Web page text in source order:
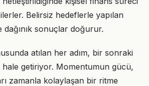
Belirsiz hedeflerle yapılan
sonuçlar doğurur.
atılan her adım, bir sonraki
hale getiriyor. Momentumun gücü,
zamanla kolaylaşan bir ritme